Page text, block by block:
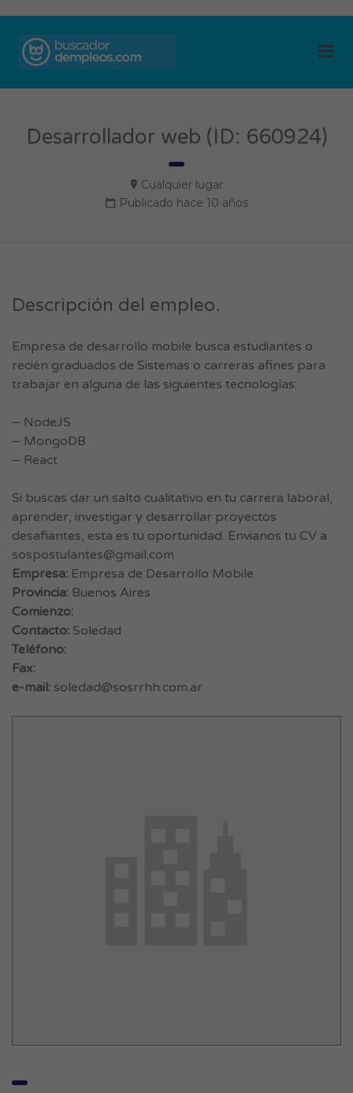
Desarrollador web (ID: 660924)
Cualquier lugar
Publicado hace 10 años
Descripción del empleo.
Empresa de desarrollo mobile busca estudiantes o
recién graduados de Sistemas o carreras afines para
trabajar en alguna de las siguientes tecnologías:
– NodeJS
– MongoDB
– React
Si buscas dar un salto cualitativo en tu carrera laboral,
aprender, investigar y desarrollar proyectos
desafiantes, esta es tu oportunidad. Envianos tu CV a
sospostulantes@gmail.com
Empresa: Empresa de Desarrollo Mobile
Provincia: Buenos Aires
Comienzo:
Contacto: Soledad
Teléfono:
Fax:
e-mail: soledad@sosrrhh.com.ar